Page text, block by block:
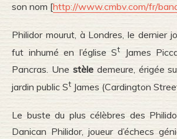
son nom [http://www.cmbv.com/fr/
Philidor mourut, à Londres, le dernier
fut inhumé en l’église St James
Pancras. Une stèledemeure, érigée
jardin public St James (Cardington
Le buste du plus célèbres des
Danican Philidor, joueur d’échecs